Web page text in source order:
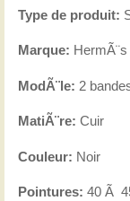
Type de produit:
Marque: HermÃ¨s
ModÃ¨le: 2
MatiÃ¨re: Cuir
Couleur: Noir
Pointures: 40 Ã